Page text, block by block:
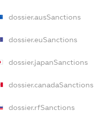
dossier.ausSanctions
dossier.euSanctions
dossier.japanSanctions
dossier.canadaSanctions
dossier.rfSanctions